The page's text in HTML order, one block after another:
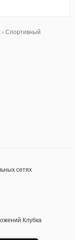
› Спортивный
сетях
Клубка